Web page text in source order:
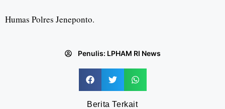
Humas Polres Jeneponto.
Penulis: LPHAM RI News
Berita Terkait